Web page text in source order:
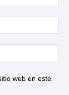
web en este